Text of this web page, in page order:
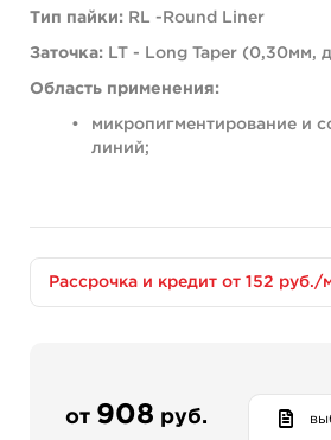
Тип пайки: RL -Round Liner
Заточка: LT - Long Taper (0,30мм,
Область применения:
микропигментирование и
линий;
Мы представляем новые
мире перманентного макияжа!
Сфера перманентного макияжа
важную роль на рынке и в
Рассрочка и кредит от 152 руб./
от 908 руб.